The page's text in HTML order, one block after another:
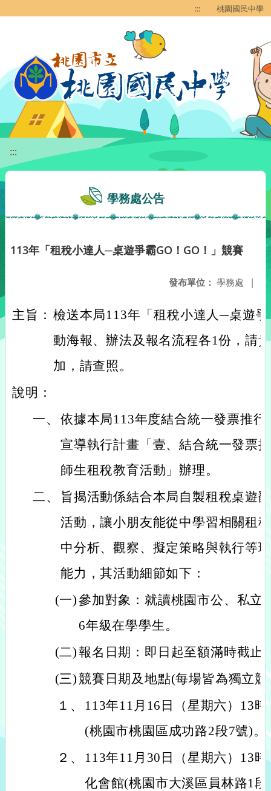
::: 桃園國民中學
:::
學務處公告
113年「租稅小達人─桌遊爭霸GO！GO！」競賽
發布單位： 學務處 |
主旨： 檢送本局113年「租稅小達人─桌遊
動海報、辦法及報名流程各1份，請
加，請查照。
說明：
一、 依據本局113年度結合統一發票推
宣導執行計畫「壹、結合統一發票
師生租稅教育活動」辦理。
二、
旨揭活動係結合本局自製租稅桌遊
活動，讓小朋友能從中學習相關租
中分析、觀察、擬定策略與執行等
能力，其活動細節如下：
(一)參加對象：就讀桃園市公、私立
6年級在學學生。
(二)報名日期：即日起至額滿時截止
(三)競賽日期及地點(每場皆為獨立
１、
113年11月16日（星期六）13
(桃園市桃園區成功路2段7號)。
２、
113年11月30日（星期六）13
化會館(桃園市大溪區員林路1